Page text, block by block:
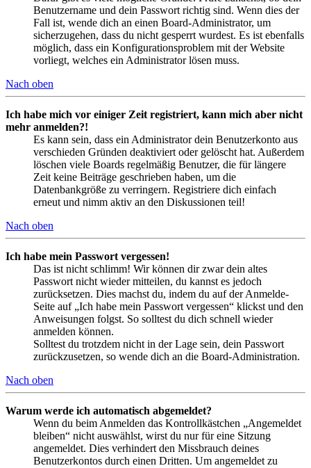
Benutzername und dein Passwort richtig sind. Wenn dies der
Fall ist, wende dich an einen Board-Administrator, um
sicherzugehen, dass du nicht gesperrt wurdest. Es ist ebenfalls
möglich, dass ein Konfigurationsproblem mit der Website
vorliegt, welches ein Administrator lösen muss.
Nach oben
Ich habe mich vor einiger Zeit registriert, kann mich aber nicht
mehr anmelden?!
Es kann sein, dass ein Administrator dein Benutzerkonto aus
verschieden Gründen deaktiviert oder gelöscht hat. Außerdem
löschen viele Boards regelmäßig Benutzer, die für längere
Zeit keine Beiträge geschrieben haben, um die
Datenbankgröße zu verringern. Registriere dich einfach
erneut und nimm aktiv an den Diskussionen teil!
Nach oben
Ich habe mein Passwort vergessen!
Das ist nicht schlimm! Wir können dir zwar dein altes
Passwort nicht wieder mitteilen, du kannst es jedoch
zurücksetzen. Dies machst du, indem du auf der Anmelde-
Seite auf „Ich habe mein Passwort vergessen“ klickst und den
Anweisungen folgst. So solltest du dich schnell wieder
anmelden können.
Solltest du trotzdem nicht in der Lage sein, dein Passwort
zurückzusetzen, so wende dich an die Board-Administration.
Nach oben
Warum werde ich automatisch abgemeldet?
Wenn du beim Anmelden das Kontrollkästchen „Angemeldet
bleiben“ nicht auswählst, wirst du nur für eine Sitzung
angemeldet. Dies verhindert den Missbrauch deines
Benutzerkontos durch einen Dritten. Um angemeldet zu